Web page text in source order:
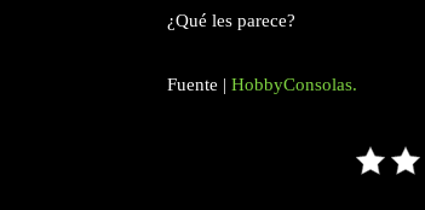
¿Qué les parece?
Fuente | HobbyConsolas.